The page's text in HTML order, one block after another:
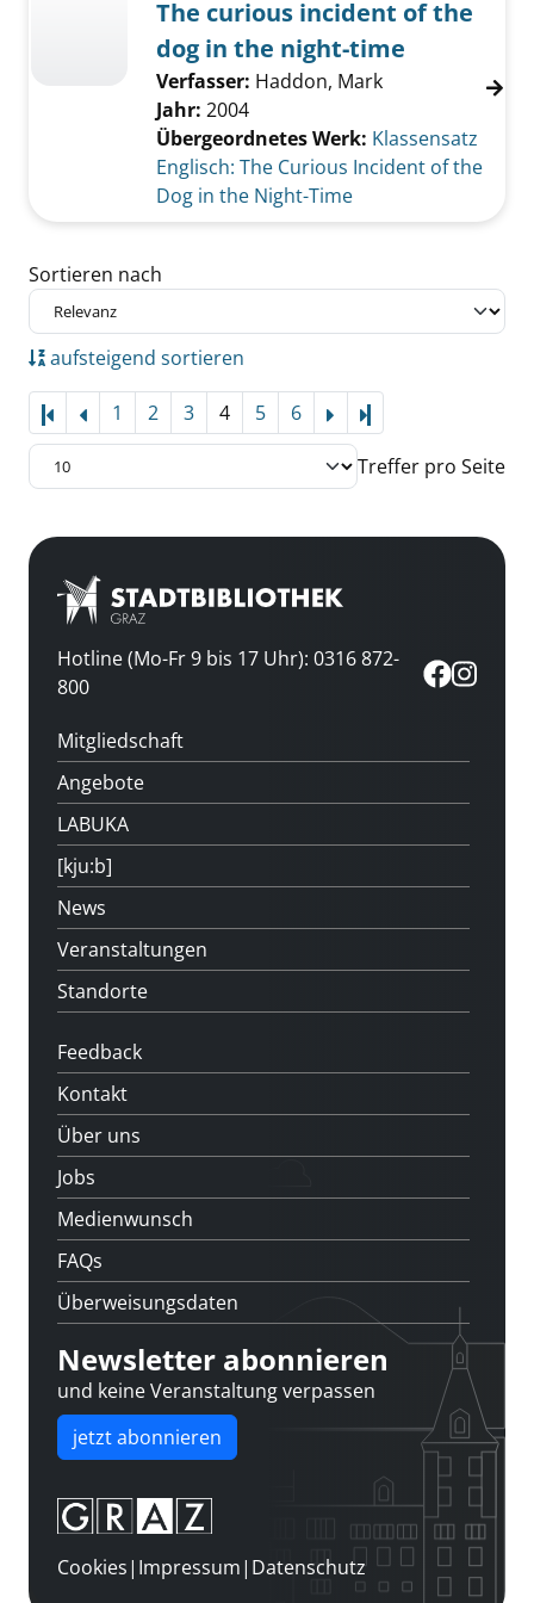
The curious incident of the
dog in the night-time
Verfasser: Haddon, Mark
Jahr: 2004
Übergeordnetes Werk: Klassensatz
Englisch: The Curious Incident of the
Dog in the Night-Time
Zu den Suchfiltern springen
Sortieren nach
aufsteigend sortieren
1 2 3 4 5 6
Treffer pro Seite
Hotline (Mo-Fr 9 bis 17 Uhr): 0316 872-
800
Mitgliedschaft
Angebote
LABUKA
[kju:b]
News
Veranstaltungen
Standorte
Feedback
Kontakt
Über uns
Jobs
Medienwunsch
FAQs
Überweisungsdaten
Newsletter abonnieren
und keine Veranstaltung verpassen
jetzt abonnieren
Cookies| Impressum| Datenschutz